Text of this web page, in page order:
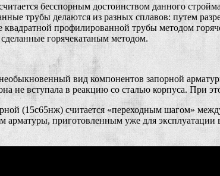
бесспорным достоинством данного
трубы делаются из разных сплавов: путем
квадратной профилированной трубы методом
горячекатаным методом.
вид компонентов запорной
не вступала в реакцию со сталью корпуса. При
(15с65нж) считается «переходным шагом»
арматуры, приготовленным уже для